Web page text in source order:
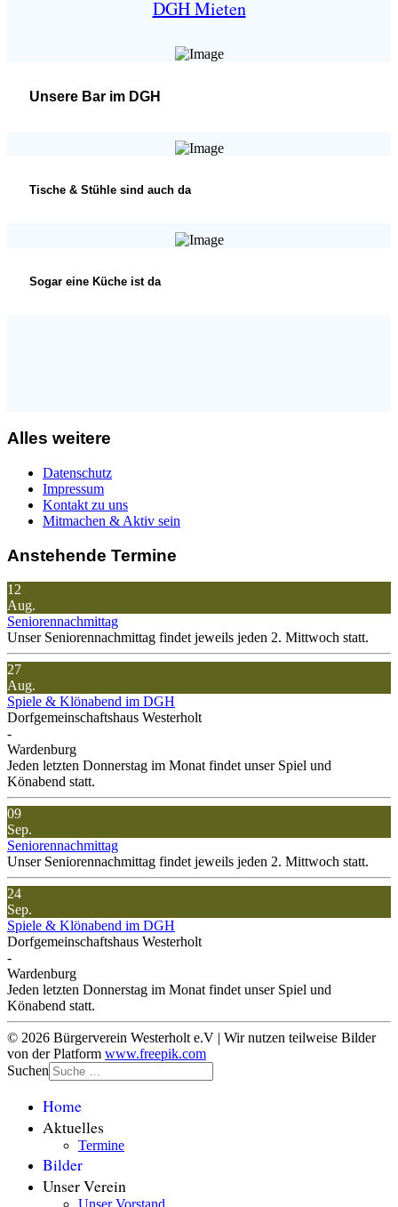
DGH Mieten
Unsere Bar im DGH
Tische & Stühle sind auch da
Sogar eine Küche ist da
Alles weitere
Datenschutz
Impressum
Kontakt zu uns
Mitmachen & Aktiv sein
Anstehende Termine
12
Aug.
Seniorennachmittag
Unser Seniorennachmittag findet jeweils jeden 2. Mittwoch statt.
27
Aug.
Spiele & Klönabend im DGH
Dorfgemeinschaftshaus Westerholt
-
Wardenburg
Jeden letzten Donnerstag im Monat findet unser Spiel und
Könabend statt.
09
Sep.
Seniorennachmittag
Unser Seniorennachmittag findet jeweils jeden 2. Mittwoch statt.
24
Sep.
Spiele & Klönabend im DGH
Dorfgemeinschaftshaus Westerholt
-
Wardenburg
Jeden letzten Donnerstag im Monat findet unser Spiel und
Könabend statt.
© 2026 Bürgerverein Westerholt e.V | Wir nutzen teilweise Bilder
von der Platform www.freepik.com
Suchen
Home
Aktuelles
Termine
Bilder
Unser Verein